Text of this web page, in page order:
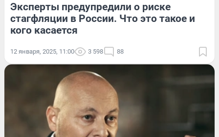
Эксперты предупредили о риске
стагфляции в России. Что это такое и
кого касается
12 января, 2025, 11:00 3 598 88